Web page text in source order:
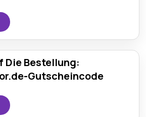
Die Bestellung:
Gutscheincode